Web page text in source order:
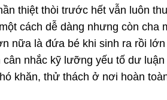
thiệt thòi trước hết vẫn luôn
cách dễ dàng nhưng còn cha
nữa là đứa bé khi sinh ra rồi lớn
cân nhắc kỹ lưỡng yếu tố dư luận
khăn, thử thách ở nơi hoàn